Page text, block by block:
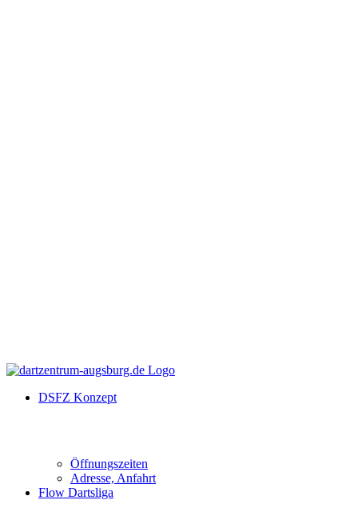
DSFZ Konzept
Öffnungszeiten
Adresse, Anfahrt
Flow Dartsliga